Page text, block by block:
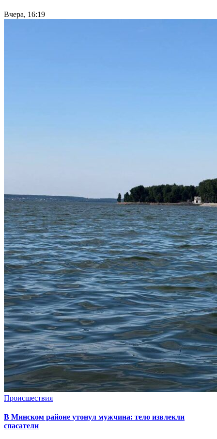
Вчера, 16:19
Происшествия
В Минском районе утонул мужчина: тело извлекли
спасатели